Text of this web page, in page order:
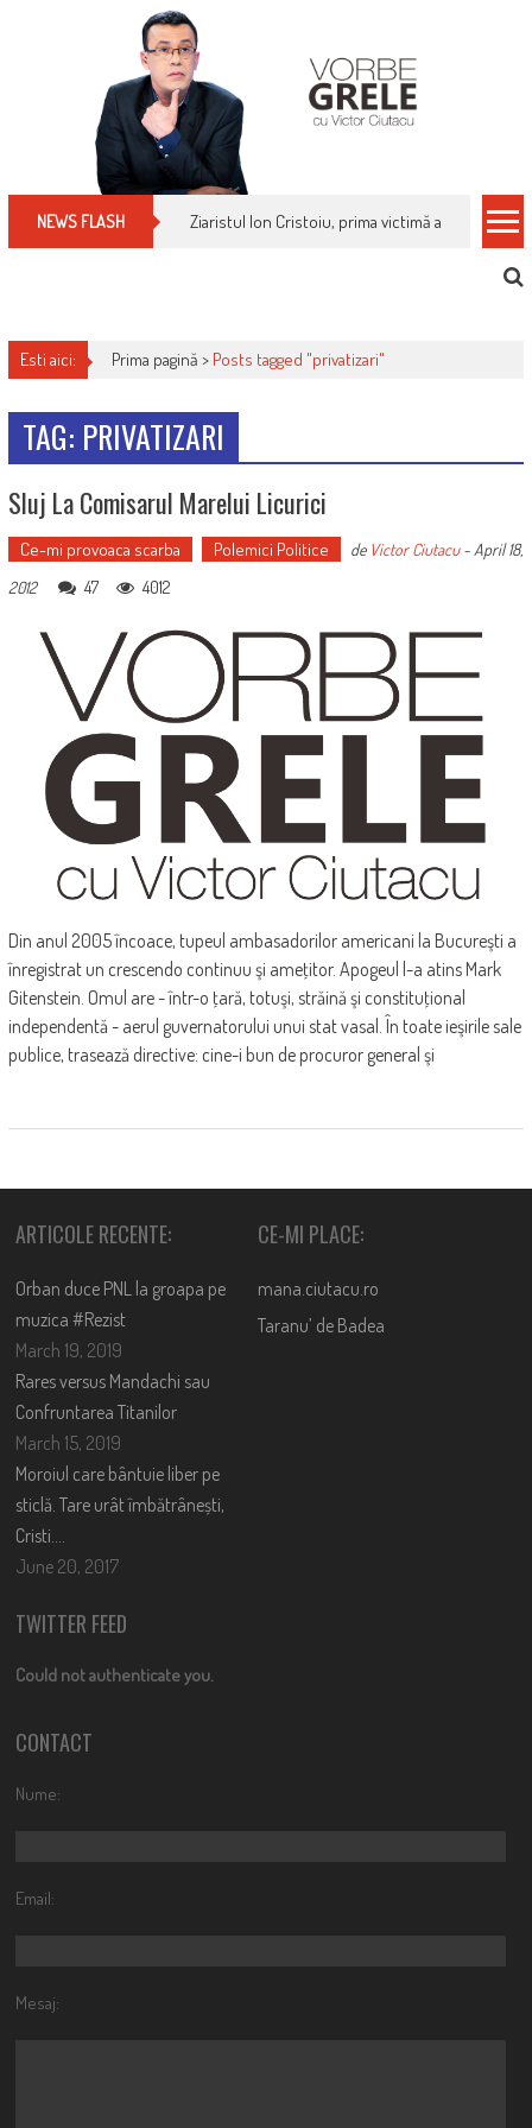
NEWS FLASH Ziaristul Ion Cristoiu, prima victimă a noi
Esti aici: Prima pagină > Posts tagged "privatizari"
TAG: PRIVATIZARI
Sluj La Comisarul Marelui Licurici
Ce-mi provoaca scarba Polemici Politice de Victor Ciutacu-April 18,
2012
47 4012
Din anul 2005 încoace, tupeul ambasadorilor americani la Bucureşti a
înregistrat un crescendo continuu şi ameţitor. Apogeul l-a atins Mark
Gitenstein. Omul are - într-o ţară, totuşi, străină şi constituţional
independentă - aerul guvernatorului unui stat vasal. În toate ieşirile sale
publice, trasează directive: cine-i bun de procuror general şi
ARTICOLE RECENTE:
Orban duce PNL la groapa pe
muzica #Rezist
March 19, 2019
Rares versus Mandachi sau
Confruntarea Titanilor
March 15, 2019
Moroiul care bântuie liber pe
sticlă. Tare urât îmbătrânești,
Cristi….
June 20, 2017
CE-MI PLACE:
mana.ciutacu.ro
Taranu’ de Badea
TWITTER FEED
Could not authenticate you.
CONTACT
Nume:
Email:
Mesaj: